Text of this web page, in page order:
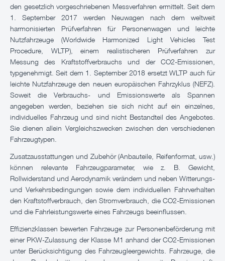
den gesetzlich vorgeschriebenen Messverfahren ermittelt. Seit dem
1. September 2017 werden Neuwagen nach dem weltweit
harmonisierten Prüfverfahren für Personenwagen und leichte
Nutzfahrzeuge (Worldwide Harmonized Light Vehicles Test
Procedure, WLTP), einem realistischeren Prüfverfahren zur
Messung des Kraftstoffverbrauchs und der CO2-Emissionen,
typgenehmigt. Seit dem 1. September 2018 ersetzt WLTP auch für
leichte Nutzfahrzeuge den neuen europäischen Fahrzyklus (NEFZ).
Soweit die Verbrauchs- und Emissionswerte als Spannen
angegeben werden, beziehen sie sich nicht auf ein einzelnes,
individuelles Fahrzeug und sind nicht Bestandteil des Angebotes.
Sie dienen allein Vergleichszwecken zwischen den verschiedenen
Fahrzeugtypen.
Zusatzausstattungen und Zubehör (Anbauteile, Reifenformat, usw.)
können relevante Fahrzeugparameter, wie z. B. Gewicht,
Rollwiderstand und Aerodynamik verändern und neben Witterungs-
und Verkehrsbedingungen sowie dem individuellen Fahrverhalten
den Kraftstoffverbrauch, den Stromverbrauch, die CO2-Emissionen
und die Fahrleistungswerte eines Fahrzeugs beeinflussen.
Effizienzklassen bewerten Fahrzeuge zur Personenbeförderung mit
einer PKW-Zulassung der Klasse M1 anhand der CO2-Emissionen
unter Berücksichtigung des Fahrzeugleergewichts. Fahrzeuge, die